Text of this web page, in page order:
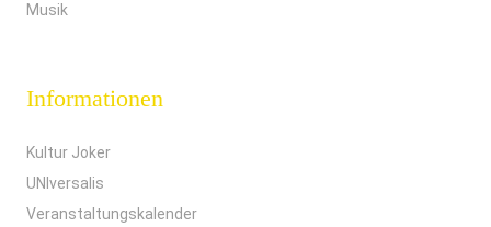
Musik
Informationen
Kultur Joker
UNIversalis
Veranstaltungskalender